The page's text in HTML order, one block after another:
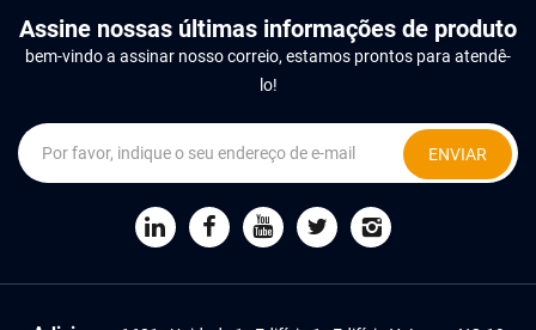
Assine nossas últimas informações de produto
bem-vindo a assinar nosso correio, estamos prontos para atendê-
lo!
ENVIAR